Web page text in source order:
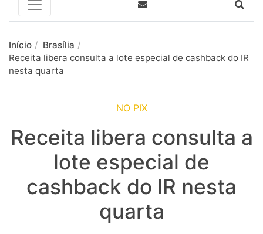
Início
Brasília
Receita libera consulta a lote especial de cashback do IR
nesta quarta
NO PIX
Receita libera consulta a
lote especial de
cashback do IR nesta
quarta